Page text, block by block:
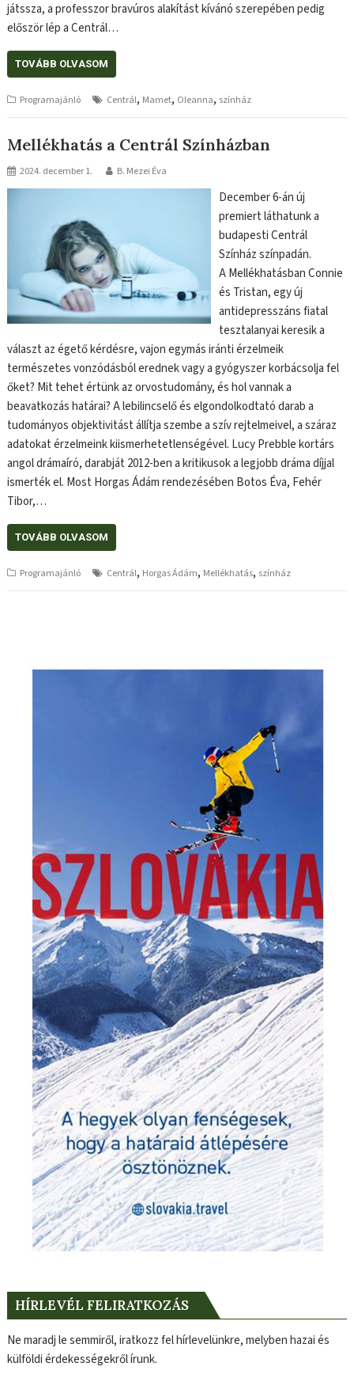
játssza, a professzor bravúros alakítást kívánó szerepében pedig
először lép a Centrál…
TOVÁBB OLVASOM
Programajánló Centrál, Mamet, Oleanna, színház
Mellékhatás a Centrál Színházban
2024. december 1. B. Mezei Éva
December 6-án új
premiert láthatunk a
budapesti Centrál
Színház színpadán.
A Mellékhatásban Connie
és Tristan, egy új
antidepresszáns fiatal
tesztalanyai keresik a
választ az égető kérdésre, vajon egymás iránti érzelmeik
természetes vonzódásból erednek vagy a gyógyszer korbácsolja fel
őket? Mit tehet értünk az orvostudomány, és hol vannak a
beavatkozás határai? A lebilincselő és elgondolkodtató darab a
tudományos objektivitást állítja szembe a szív rejtelmeivel, a száraz
adatokat érzelmeink kiismerhetetlenségével. Lucy Prebble kortárs
angol drámaíró, darabját 2012-ben a kritikusok a legjobb dráma díjjal
ismerték el. Most Horgas Ádám rendezésében Botos Éva, Fehér
Tibor,…
TOVÁBB OLVASOM
Programajánló Centrál, Horgas Ádám, Mellékhatás, színház
HÍRLEVÉL FELIRATKOZÁS
Ne maradj le semmiről, iratkozz fel hírlevelünkre, melyben hazai és
külföldi érdekességekről írunk.